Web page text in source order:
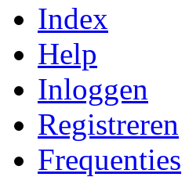
Index
Help
Inloggen
Registreren
Frequenties